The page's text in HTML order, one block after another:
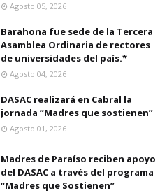
Agosto 05, 2026
Barahona fue sede de la Tercera
Asamblea Ordinaria de rectores
de universidades del país.*
Agosto 04, 2026
DASAC realizará en Cabral la
jornada “Madres que sostienen”
Agosto 01, 2026
Madres de Paraíso reciben apoyo
del DASAC a través del programa
“Madres que Sostienen”